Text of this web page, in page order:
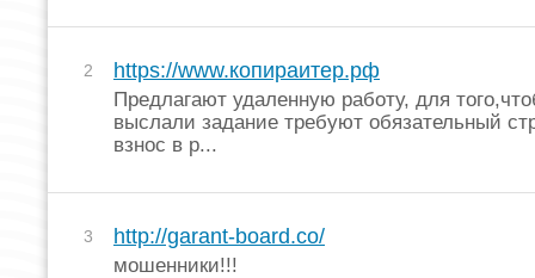
2 https://www.копираитер.рф
Предлагают удаленную работу, для
выслали задание требуют обязательный
взнос в р...
3 http://garant-board.co/
мошенники!!!